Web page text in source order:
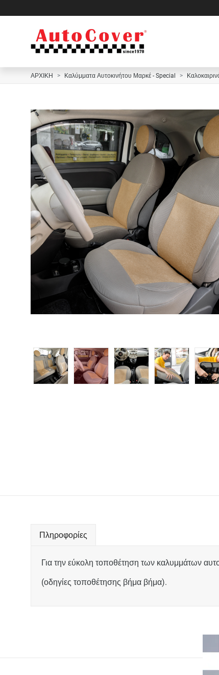
ΑΡΧΙΚΗ Καλύμματα Αυτοκινήτου Μαρκέ - Special
Πληροφορίες
Για την εύκολη τοποθέτηση των καλυμμάτων
(οδηγίες τοποθέτησης βήμα βήμα).